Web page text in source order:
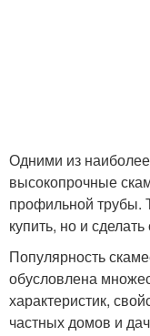
Одними из
высокопрочные
профильной трубы.
купить, но и
Популярность
обусловлена
характеристик,
частных домов и